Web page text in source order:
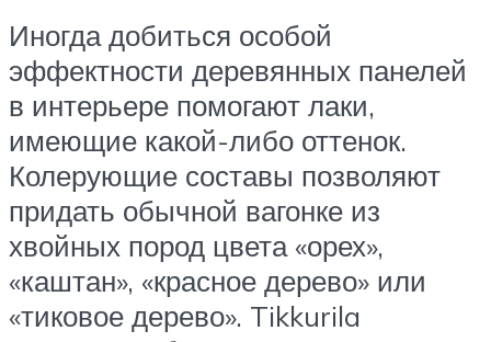
Иногда добиться особой
эффектности деревянных панелей
в интерьере помогают лаки,
имеющие какой-либо оттенок.
Колерующие составы позволяют
придать обычной вагонке из
хвойных пород цвета «орех»,
«каштан», «красное дерево» или
«тиковое дерево». Tikkurila